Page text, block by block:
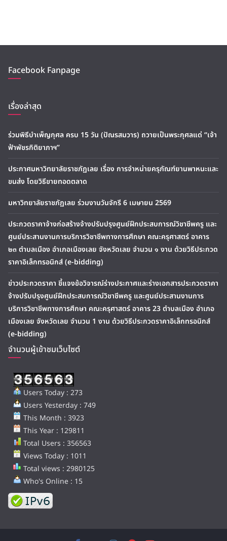
Facebook Fanpage
เรื่องล่าสุด
ร่วมพิธีบำเพ็ญกุศล ครบ 15 วัน (ปัณรสมวาร) ถวายเป็นพระกุศลแด่ “เจ้า
ฟ้าพัชรกิติยาภาฯ”
ประกาศมหาวิทยาลัยราชภัฏเลย เรื่อง การจำหน่ายครุภัณฑ์ยานพาหนะและ
ขนส่ง โดยวิธีขายทอดตลาด
มหาวิทยาลัยราชภัฏเลย ร่วมงานวันจักรี 6 เมษายน 2569
ประกวดราคาจ้างก่อสร้างจ้างปรับปรุงศูนย์ฝึกประสบการณ์วิชาชีพครู และ
ศูนย์ประสานงานการบริการวิชาชีพทางการศึกษา คณะครุศาสตร์ อาคาร
๒๓ ตำบลเมือง อำเภอเมืองเลย จังหวัดเลย จำนวน ๑ งาน ด้วยวิธีประกวด
ราคาอิเล็กทรอนิกส์ (e-bidding)
ข่าวประกวดราคา ชี้แจงข้อวิจารณ์ร่างประกาศและร่างเอกสารประกวดราคา
จ้างปรับปรุงศูนย์ฝึกประสบการณ์วิชาชีพครู และศูนย์ประสานงานการ
บริการวิชาชีพทางการศึกษา คณะครุศาสตร์ อาคาร 23 ตำบลเมือง อำเภอ
เมืองเลย จังหวัดเลย จำนวน 1 งาน ด้วยวิธีประกวดราคาอิเล็กทรอนิกส์
(e-bidding)
จำนวนผู้เข้าชมเว็บไซต์
Users Today : 273
Users Yesterday : 749
This Month : 3923
This Year : 129811
Total Users : 356563
Views Today : 1011
Total views : 2980125
Who's Online : 15